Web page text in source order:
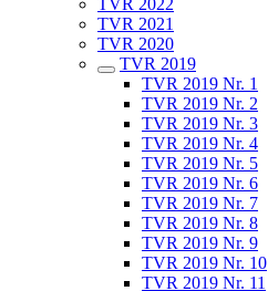
TVR 2022
TVR 2021
TVR 2020
TVR 2019
TVR 2019 Nr. 1
TVR 2019 Nr. 2
TVR 2019 Nr. 3
TVR 2019 Nr. 4
TVR 2019 Nr. 5
TVR 2019 Nr. 6
TVR 2019 Nr. 7
TVR 2019 Nr. 8
TVR 2019 Nr. 9
TVR 2019 Nr. 10
TVR 2019 Nr. 11